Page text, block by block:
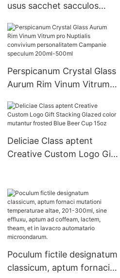
usus sacchet sacculos
Perspicanum Crystal Glass
Aurum Rim Vinum Vitrum
personalitatem Campanie
speculum 200ml-500ml
Deliciae Class aptent
Creative Custom Logo Gift
Beer Cup 15oz
Poculum fictile designatum
classicum, aptum fornaci